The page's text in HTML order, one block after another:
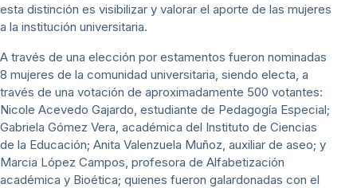
esta distinción es visibilizar y valorar el aporte de las mujeres
a la institución universitaria.
A través de una elección por estamentos fueron nominadas
8 mujeres de la comunidad universitaria, siendo electa, a
través de una votación de aproximadamente 500 votantes:
Nicole Acevedo Gajardo, estudiante de Pedagogía Especial;
Gabriela Gómez Vera, académica del Instituto de Ciencias
de la Educación; Anita Valenzuela Muñoz, auxiliar de aseo; y
Marcia López Campos, profesora de Alfabetización
académica y Bioética; quienes fueron galardonadas con el